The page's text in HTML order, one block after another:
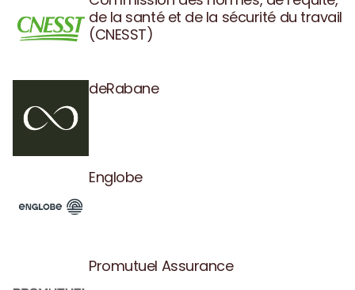
de la santé et de la sécurité du travail
(CNESST)
deRabane
Englobe
Promutuel Assurance